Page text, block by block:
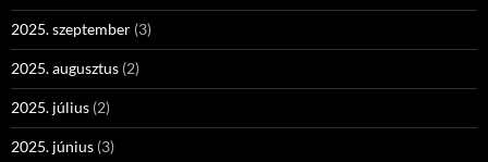
2025. szeptember (3)
2025. augusztus (2)
2025. július (2)
2025. június (3)